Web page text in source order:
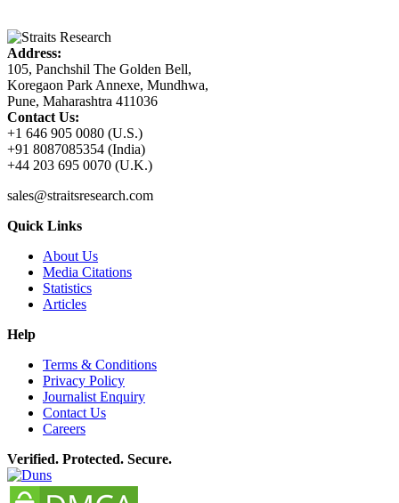
Address:
105, Panchshil The Golden Bell,
Koregaon Park Annexe, Mundhwa,
Pune, Maharashtra 411036
Contact Us:
+1 646 905 0080 (U.S.)
+91 8087085354 (India)
+44 203 695 0070 (U.K.)
sales@straitsresearch.com
Quick Links
About Us
Media Citations
Statistics
Articles
Help
Terms & Conditions
Privacy Policy
Journalist Enquiry
Contact Us
Careers
Verified. Protected. Secure.